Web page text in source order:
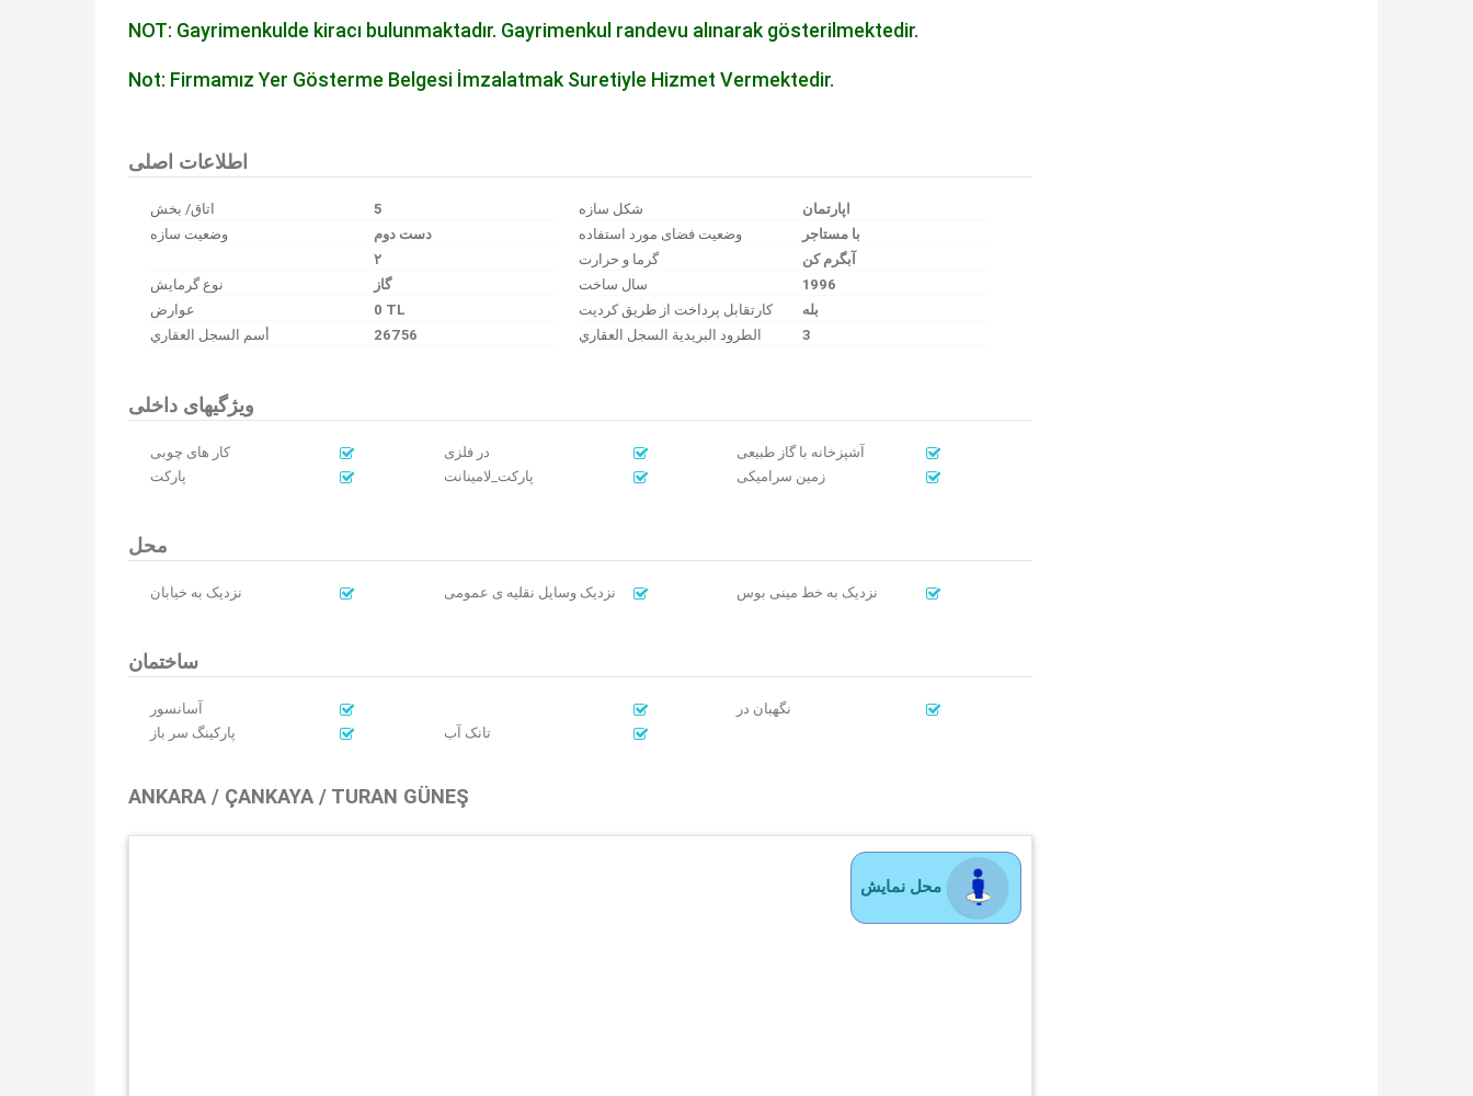
NOT: Gayrimenkulde kiracı bulunmaktadır. Gayrimenkul randevu alınarak gösterilmektedir.
Not: Firmamız Yer Gösterme Belgesi İmzalatmak Suretiyle Hizmet Vermektedir.
اطلاعات اصلی
اتاق/ بخش 5 شکل سازه
اپارتمان
وضعیت سازه
دست دوم وضعیت فضای مورد استفاده
با مستاجر
۲
گرما و حرارت
آبگرم کن
نوع گرمایش
گاز سال ساخت
1996
عوارض
0 TL کارتقابل پرداخت از طریق کردیت
بله
أسم السجل العقاري
26756 الطرود البريدية السجل العقاري 3
ویژگیهای داخلی
کار های چوبی در فلزی
آشپزخانه با گاز طبیعی
پارکت
پارکت_لامینانت زمین سرامیکی
محل
نزدیک به خیابان نزدیک وسایل نقلیه ی عمومی نزدیک به خط مینی بوس
ساختمان
آسانسور
نگهبان در
پارکینگ سر باز
تانک آب
ANKARA / ÇANKAYA / TURAN GÜNEŞ